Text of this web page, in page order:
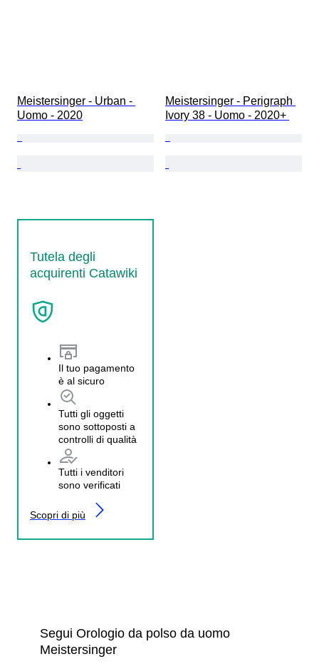
Meistersinger - Urban -
Uomo - 2020
Meistersinger - Perigraph
Ivory 38 - Uomo - 2020+
Tutela degli
acquirenti Catawiki
Il tuo pagamento
è al sicuro
Tutti gli oggetti
sono sottoposti a
controlli di qualità
Tutti i venditori
sono verificati
Scopri di più
Segui Orologio da polso da uomo
Meistersinger